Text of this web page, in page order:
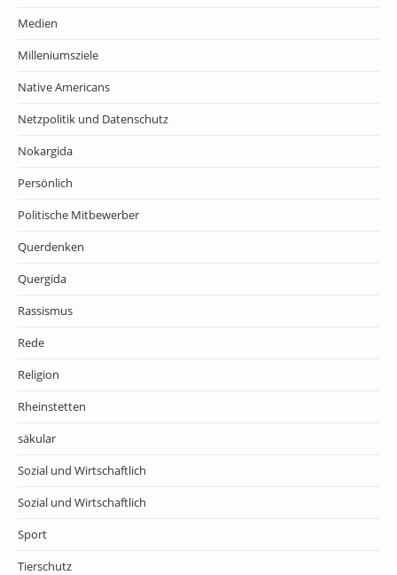
Medien
Milleniumsziele
Native Americans
Netzpolitik und Datenschutz
Nokargida
Persönlich
Politische Mitbewerber
Querdenken
Quergida
Rassismus
Rede
Religion
Rheinstetten
säkular
Sozial und Wirtschaftlich
Sozial und Wirtschaftlich
Sport
Tierschutz